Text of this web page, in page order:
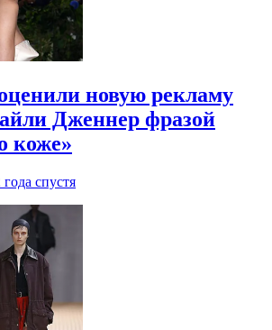
новую рекламу
Дженнер фразой
коже»
года спустя